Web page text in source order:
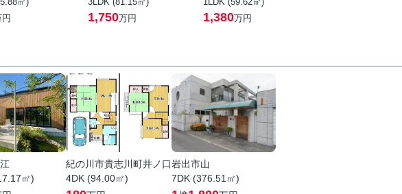
1,750万円 1,380万円
㎡)
紀の川市貴志川町井ノ口
4DK (94.00㎡)
岩出市山
7DK (376.51㎡)